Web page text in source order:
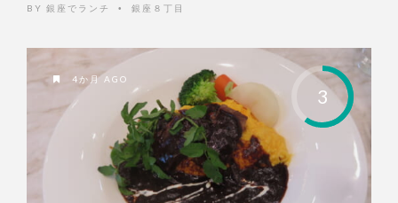
BY 銀座でランチ • 銀座８丁目
3
4か月 AGO